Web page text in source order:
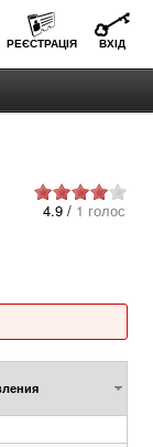
РЕЄСТРАЦІЯ ВХІД
4.9 / 1 голос